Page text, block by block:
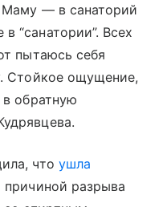
Маму — в санаторий
“санатории”. Всех
пытаюсь себя
Стойкое ощущение,
в обратную
что ушла
причиной разрыва